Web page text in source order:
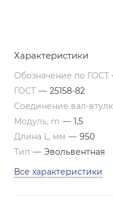
Характеристики
Обозначение по ГОСТ
ГОСТ — 25158-82
Соединение вал-
Модуль, m — 1,5
Длина L, мм — 950
Тип — Эвольвентная
Все характеристики